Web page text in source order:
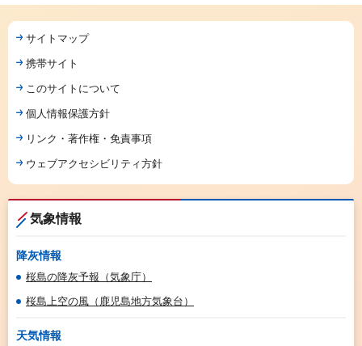
サイトマップ
携帯サイト
このサイトについて
個人情報保護方針
リンク・著作権・免責事項
ウェブアクセシビリティ方針
気象情報
降灰情報
桜島の降灰予報（気象庁）
桜島上空の風（鹿児島地方気象台）
天気情報